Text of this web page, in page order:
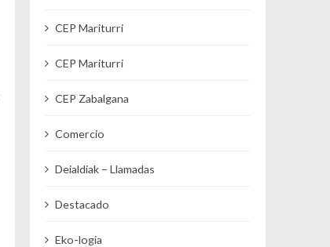
CEP Mariturri
CEP Mariturri
CEP Zabalgana
Comercio
Deialdiak – Llamadas
Destacado
Eko-logia